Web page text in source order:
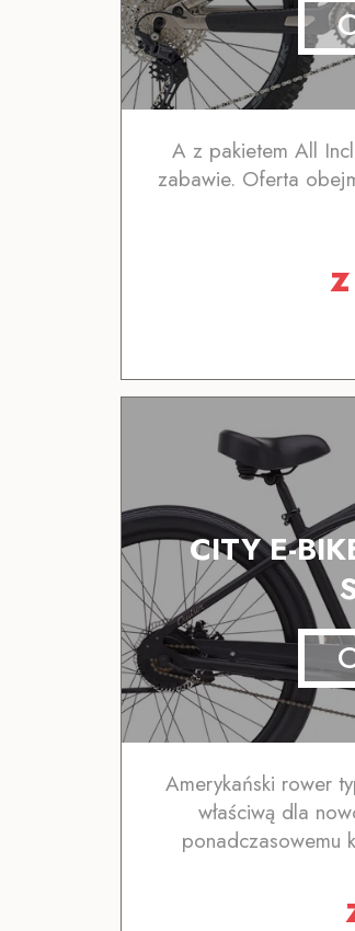
A z pakietem All
zabawie. Oferta
CITY E-
Amerykański rower
właściwą dla
ponadczasowemu